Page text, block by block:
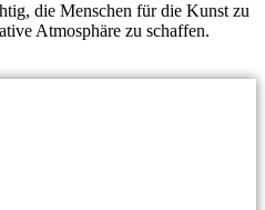
die Menschen für die Kunst zu
Atmosphäre zu schaffen.